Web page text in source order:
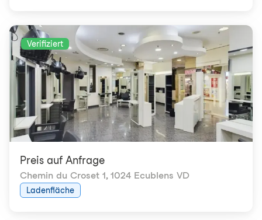
Verifiziert
Preis auf Anfrage
Chemin du Croset 1, 1024 Ecublens VD
Ladenfläche